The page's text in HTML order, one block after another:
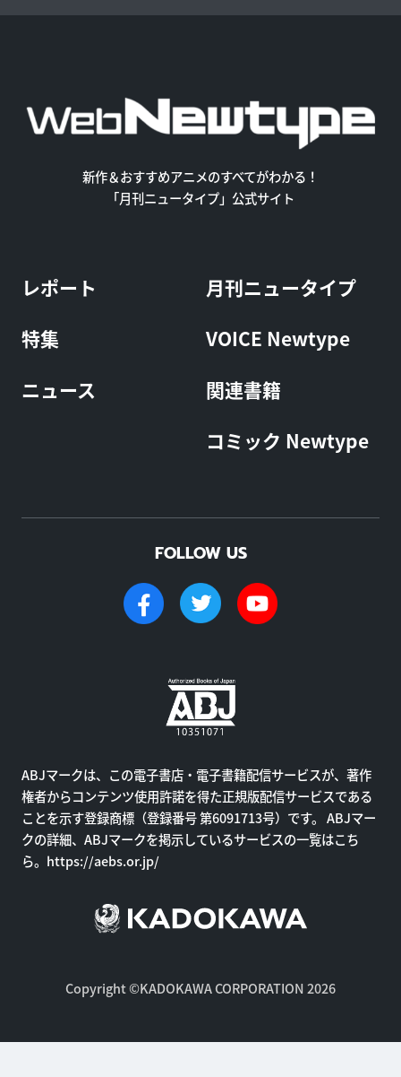
新作＆おすすめアニメのすべてがわかる！
「月刊ニュータイプ」公式サイト
レポート
特集
ニュース
月刊ニュータイプ
VOICE Newtype
関連書籍
コミック Newtype
FOLLOW US
ABJマークは、この電子書店・電子書籍配信サービスが、著作
権者からコンテンツ使用許諾を得た正規版配信サービスである
ことを示す登録商標（登録番号 第6091713号）です。 ABJマー
クの詳細、ABJマークを掲示しているサービスの一覧はこち
ら。 https://aebs.or.jp/
Copyright ©KADOKAWA CORPORATION 2026